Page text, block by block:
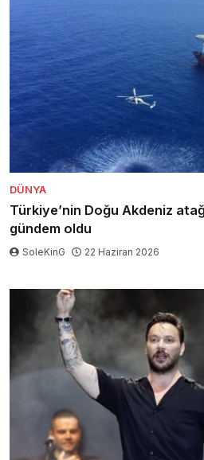
DÜNYA
Türkiye’nin Doğu Akdeniz
gündem oldu
SoleKinG 22 Haziran 2026